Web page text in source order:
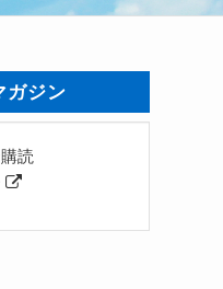
ガジン
読